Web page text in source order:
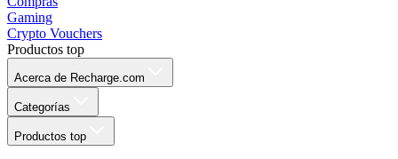
Gaming
Crypto Vouchers
Productos top
Acerca de Recharge.com
Categorías
Productos top